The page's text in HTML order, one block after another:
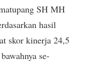
SH MH
hasil
skor kinerja 24,5
se-